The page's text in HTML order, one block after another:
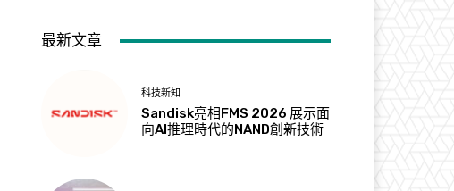
最新文章
科技新知
Sandisk亮相FMS 2026 展示面
向AI推理時代的NAND創新技術